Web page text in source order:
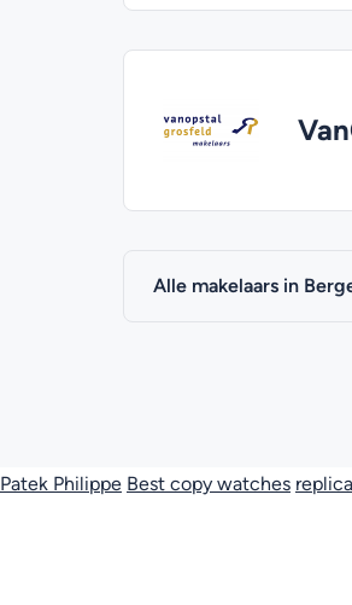
Alle makelaars in
Patek Philippe Best copy watches